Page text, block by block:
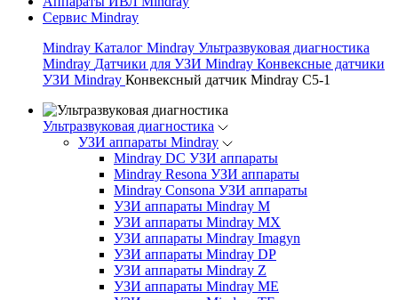
Сервис Mindray
Mindray Каталог Mindray Ультразвуковая диагностика
Mindray Датчики для УЗИ Mindray Конвексные датчики
УЗИ Mindray Конвексный датчик Mindray C5-1
Ультразвуковая диагностика
УЗИ аппараты Mindray
Mindray DC УЗИ аппараты
Mindray Resona УЗИ аппараты
Mindray Consona УЗИ аппараты
УЗИ аппараты Mindray M
УЗИ аппараты Mindray MX
УЗИ аппараты Mindray Imagyn
УЗИ аппараты Mindray DP
УЗИ аппараты Mindray Z
УЗИ аппараты Mindray ME